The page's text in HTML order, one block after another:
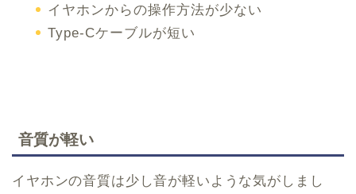
イヤホンからの操作方法が少ない
Type-Cケーブルが短い
音質が軽い
イヤホンの音質は少し音が軽いような気がしまし